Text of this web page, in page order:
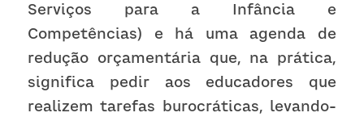
Serviços para a Infância e
Competências) e há uma agenda de
redução orçamentária que, na prática,
significa pedir aos educadores que
realizem tarefas burocráticas, levando-